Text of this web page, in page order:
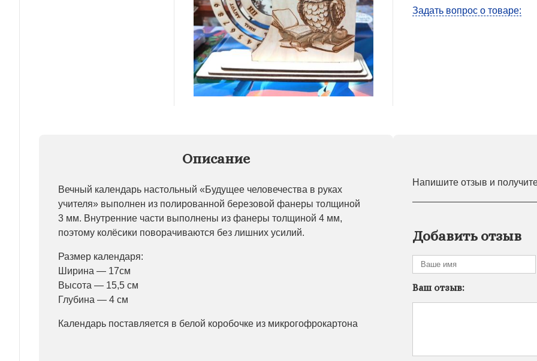
Задать вопрос о товаре:
Описание
Вечный календарь настольный «Будущее человечества в руках
учителя» выполнен из полированной березовой фанеры толщиной
3 мм. Внутренние части выполнены из фанеры толщиной 4 мм,
поэтому колёсики поворачиваются без лишних усилий.
Размер календаря:
Ширина — 17см
Высота — 15,5 см
Глубина — 4 см
Календарь поставляется в белой коробочке из микрогофрокартона
Напишите отзыв и
Добавить отзыв
Ваш отзыв: